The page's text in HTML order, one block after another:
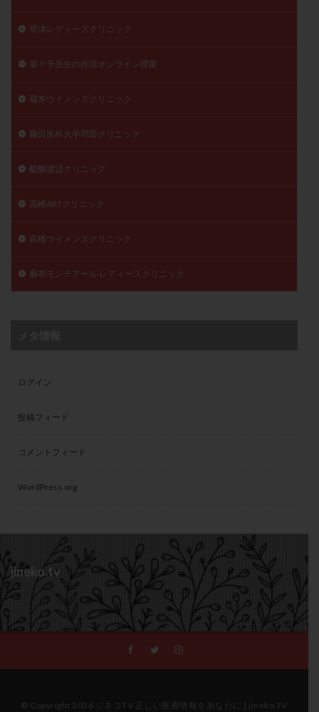
草津レディースクリニック
菜々子先生の妊活オンライン授業
蔵本ウイメンズクリニック
藤田医科大学羽田クリニック
醍醐渡辺クリニック
高崎ARTクリニック
高橋ウイメンズクリニック
麻布モンテアール レディースクリニック
ログイン
投稿フィード
コメントフィード
WordPress.org
jineko.tv
© Copyright 2026 ジネコTV 正しい医療情報をあなたに | jineko TV